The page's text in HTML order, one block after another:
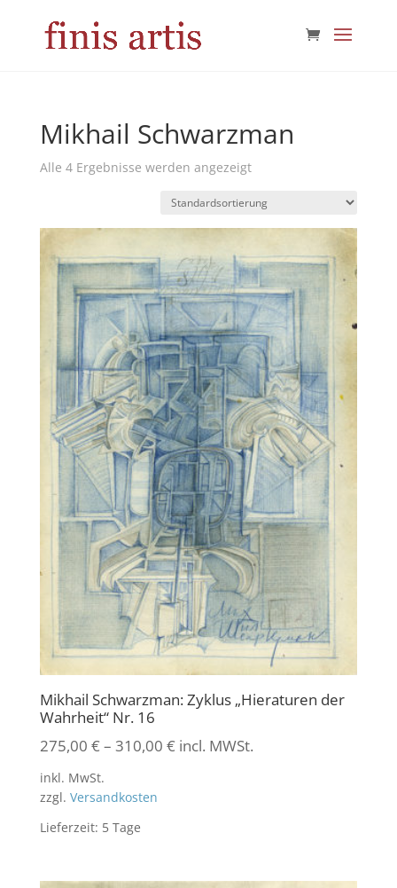
Mikhail Schwarzman
Alle 4 Ergebnisse werden angezeigt
Mikhail Schwarzman: Zyklus „Hieraturen der
Wahrheit“ Nr. 16
275,00 € – 310,00 € incl. MWSt.
inkl. MwSt.
zzgl. Versandkosten
Lieferzeit: 5 Tage